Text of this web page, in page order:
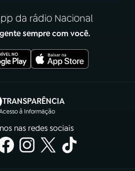
da rádio Nacional
sempre com você.
TRANSPARÊNCIA
à Informação
(abre em nova aba)
nas redes sociais